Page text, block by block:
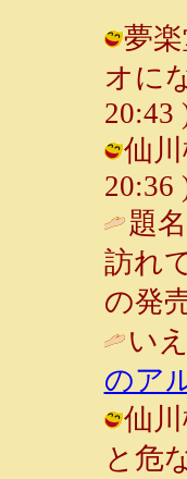
夢
オに
20:43
仙
20:36
題
訪れ
の発
い
のア
仙
と危